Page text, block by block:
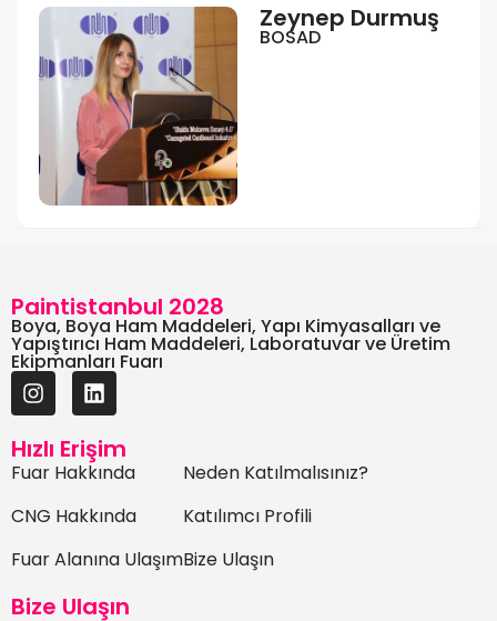
Zeynep Durmuş
BOSAD
Paintistanbul 2028
Boya, Boya Ham Maddeleri, Yapı Kimyasalları ve
Yapıştırıcı Ham Maddeleri, Laboratuvar ve Üretim
Ekipmanları Fuarı
Hızlı Erişim
Fuar Hakkında
CNG Hakkında
Fuar Alanına Ulaşım
Neden Katılmalısınız?
Katılımcı Profili
Bize Ulaşın
Bize Ulaşın